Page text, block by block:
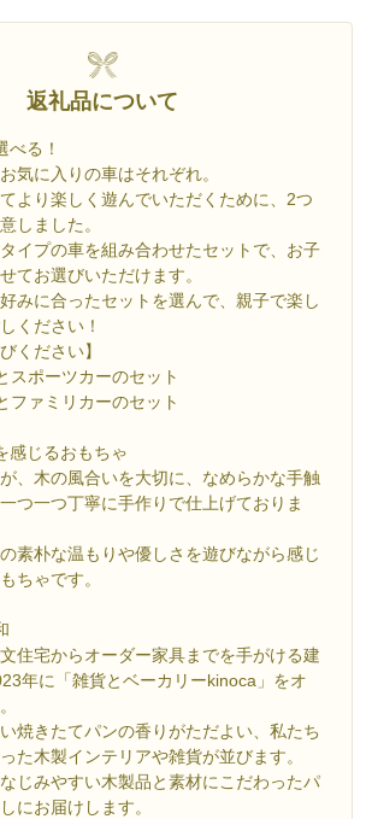
返礼品について
べる！
気に入りの車はそれぞれ。
より楽しく遊んでいただくために、2つ
しました。
イプの車を組み合わせたセットで、お子
てお選びいただけます。
みに合ったセットを選んで、親子で楽し
ください！
ください】
スポーツカーのセット
ファミリカーのセット
感じるおもちゃ
、木の風合いを大切に、なめらかな手触
つ一つ丁寧に手作りで仕上げておりま
素朴な温もりや優しさを遊びながら感じ
ちゃです。
住宅からオーダー家具までを手がける建
年に「雑貨とベーカリーkinoca」をオ
焼きたてパンの香りがただよい、私たち
た木製インテリアや雑貨が並びます。
じみやすい木製品と素材にこだわったパ
にお届けします。